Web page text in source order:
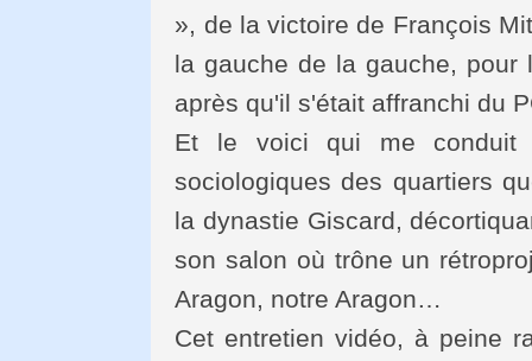
», de la victoire de François
la gauche de la gauche, pour
après qu'il s'était affranchi du
Et le voici qui me conduit
sociologiques des quartiers
la dynastie Giscard,
son salon où trône un
Aragon, notre Aragon…
Cet entretien vidéo, à peine